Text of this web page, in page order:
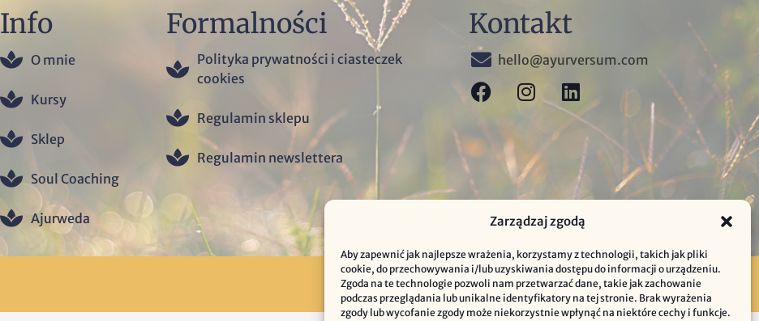
Zarządzaj zgodą
Aby zapewnić jak najlepsze wrażenia, korzystamy z technologii, takich jak pliki
cookie, do przechowywania i/lub uzyskiwania dostępu do informacji o urządzeniu.
Zgoda na te technologie pozwoli nam przetwarzać dane, takie jak zachowanie
podczas przeglądania lub unikalne identyfikatory na tej stronie. Brak wyrażenia
zgody lub wycofanie zgody może niekorzystnie wpłynąć na niektóre cechy i funkcje.
Info
O mnie
Kursy
Sklep
Soul Coaching
Ajurweda
Formalności
Polityka prywatności i ciasteczek
cookies
Regulamin sklepu
Regulamin newslettera
Kontakt
hello@ayurversum.com
Made with love webear.space